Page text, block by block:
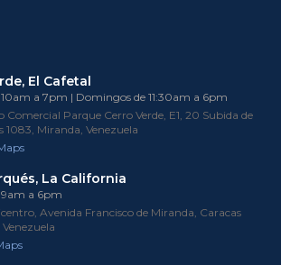
El Cafetal
10am a 7pm | Domingos de 11:30am a 6pm
Comercial Parque Cerro Verde, E1, 20 Subida de
1083, Miranda, Venezuela
La California
9am a 6pm
Avenida Francisco de Miranda, Caracas